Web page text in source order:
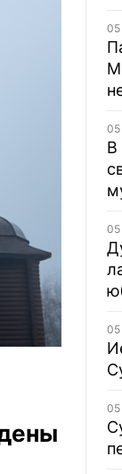
05
05
В
05
05
05